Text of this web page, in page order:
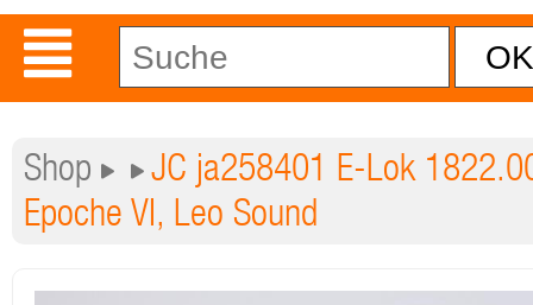
Shop
JC ja258401 E-Lok
Epoche VI, Leo Sound